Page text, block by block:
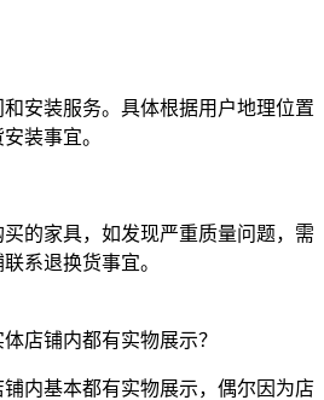
安装服务。具体根据用户地理位置
装事宜。
的家具，如发现严重质量问题，需
系退换货事宜。
店铺内都有实物展示？
内基本都有实物展示，偶尔因为店